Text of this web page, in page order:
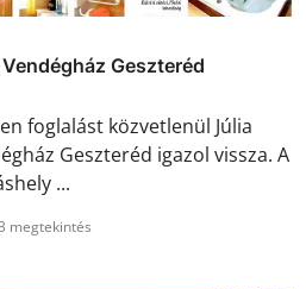
Geszteréd
foglalást közvetlenül Júlia
Geszteréd igazol vissza. A
...
megtekintés